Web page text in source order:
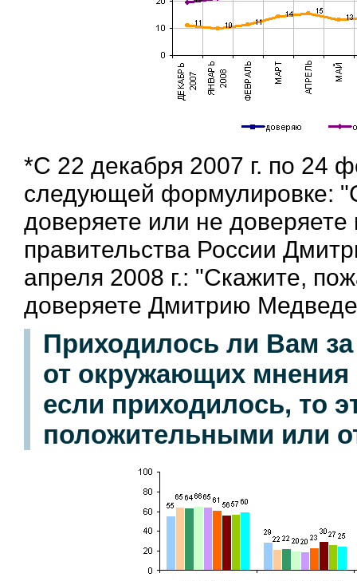
*С 22 декабря 2007 г. по 24
следующей формулировке:
доверяете или не
правительства России
апреля 2008 г.: "Скажите,
доверяете Дмитрию
Приходилось ли Вам
от окружающих мнения
если приходилось, то
положительными или